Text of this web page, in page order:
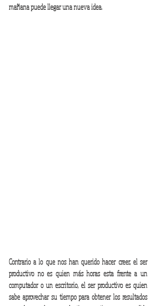
mañana puede llegar una nueva idea.
Contrario a lo que nos han querido hacer creer, el ser
productivo no es quien más horas esta frente a un
computador o un escritorio, el ser productivo es quien
sabe aprovechar su tiempo para obtener los resultados